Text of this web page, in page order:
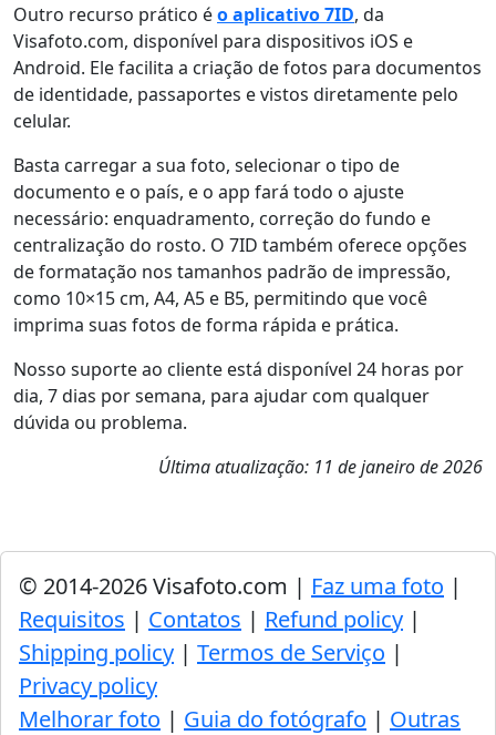
Outro recurso prático éo aplicativo 7ID, da
Visafoto.com, disponível para dispositivos iOS e
Android. Ele facilita a criação de fotos para documentos
de identidade, passaportes e vistos diretamente pelo
celular.
Basta carregar a sua foto, selecionar o tipo de
documento e o país, e o app fará todo o ajuste
necessário: enquadramento, correção do fundo e
centralização do rosto. O 7ID também oferece opções
de formatação nos tamanhos padrão de impressão,
como 10×15 cm, A4, A5 e B5, permitindo que você
imprima suas fotos de forma rápida e prática.
Nosso suporte ao cliente está disponível 24 horas por
dia, 7 dias por semana, para ajudar com qualquer
dúvida ou problema.
Última atualização: 11 de janeiro de 2026
© 2014-2026 Visafoto.com | Faz uma foto |
Requisitos | Contatos | Refund policy |
Shipping policy | Termos de Serviço |
Privacy policy
Melhorar foto | Guia do fotógrafo | Outras